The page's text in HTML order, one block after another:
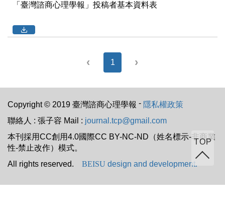
「臺灣諮商心理學報」投稿者基本資料表
‹ 1 ›
TOP
Copyright © 2019 臺灣諮商心理學報 - 隱私權政策
聯絡人 : 張子容 Mail : journal.tcp@gmail.com
本刊採用CC創用4.0國際CC BY-NC-ND（姓名標示-非商業
性-禁止改作）模式。
All rights reserved. BEISU design and development.